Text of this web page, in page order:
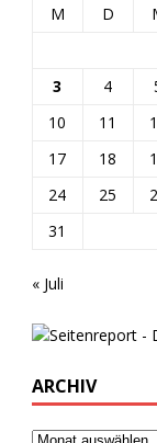
M D
3
4
10
11
17
18
24
25
31
« Juli
ARCHIV